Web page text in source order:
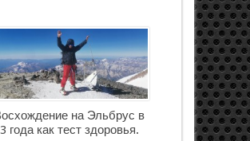
на Эльбрус в
года как тест здоровья.